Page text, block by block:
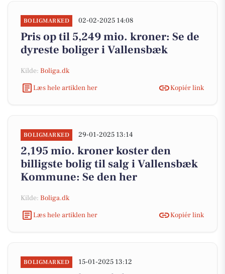
BOLIGMARKED 02-02-2025 14:08
Pris op til 5,249 mio. kroner: Se de
dyreste boliger i Vallensbæk
Kilde: Boliga.dk
Læs hele artiklen her
Kopiér link
BOLIGMARKED 29-01-2025 13:14
2,195 mio. kroner koster den
billigste bolig til salg i Vallensbæk
Kommune: Se den her
Kilde: Boliga.dk
Læs hele artiklen her
Kopiér link
BOLIGMARKED 15-01-2025 13:12